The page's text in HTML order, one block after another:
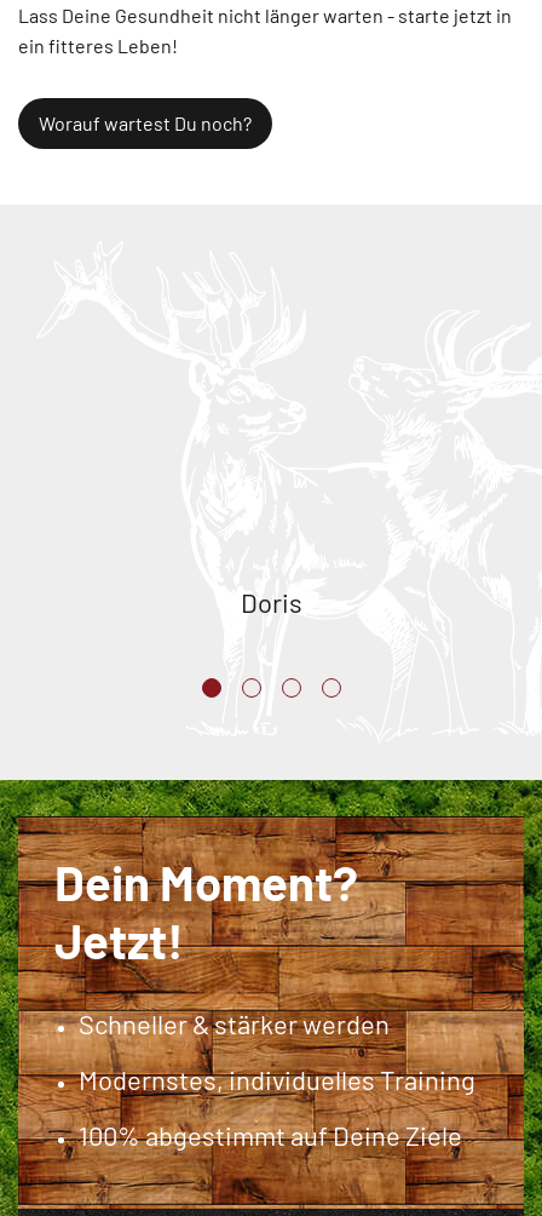
Lass Deine Gesundheit nicht länger warten - starte jetzt in
ein fitteres Leben!
Worauf wartest Du noch?
Doris
Dein Moment?
Jetzt!
Schneller & stärker werden
Modernstes, individuelles Training
100% abgestimmt auf Deine Ziele